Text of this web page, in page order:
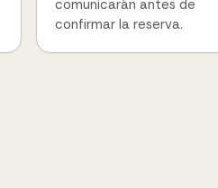
comunicarán antes de
confirmar la reserva.